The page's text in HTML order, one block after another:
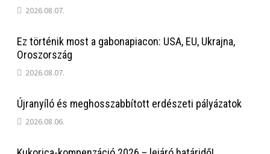
2026.08.07.
Ez történik most a gabonapiacon: USA, EU, Ukrajna,
Oroszország
2026.08.07.
Újranyíló és meghosszabbított erdészeti pályázatok
2026.08.06.